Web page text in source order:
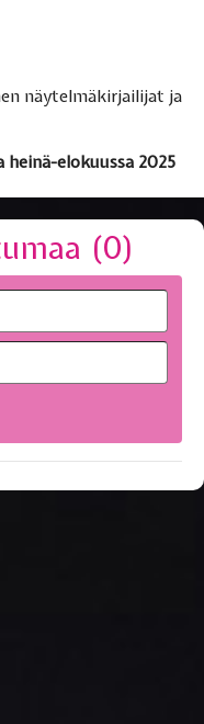
näytelmäkirjailijat ja
elokuussa 2025
(0)